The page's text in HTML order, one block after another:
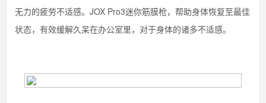
无力的疲劳不适感。JOX Pro3迷你筋膜枪，帮助身体恢复至最佳
状态，有效缓解久呆在办公室里，对于身体的诸多不适感。